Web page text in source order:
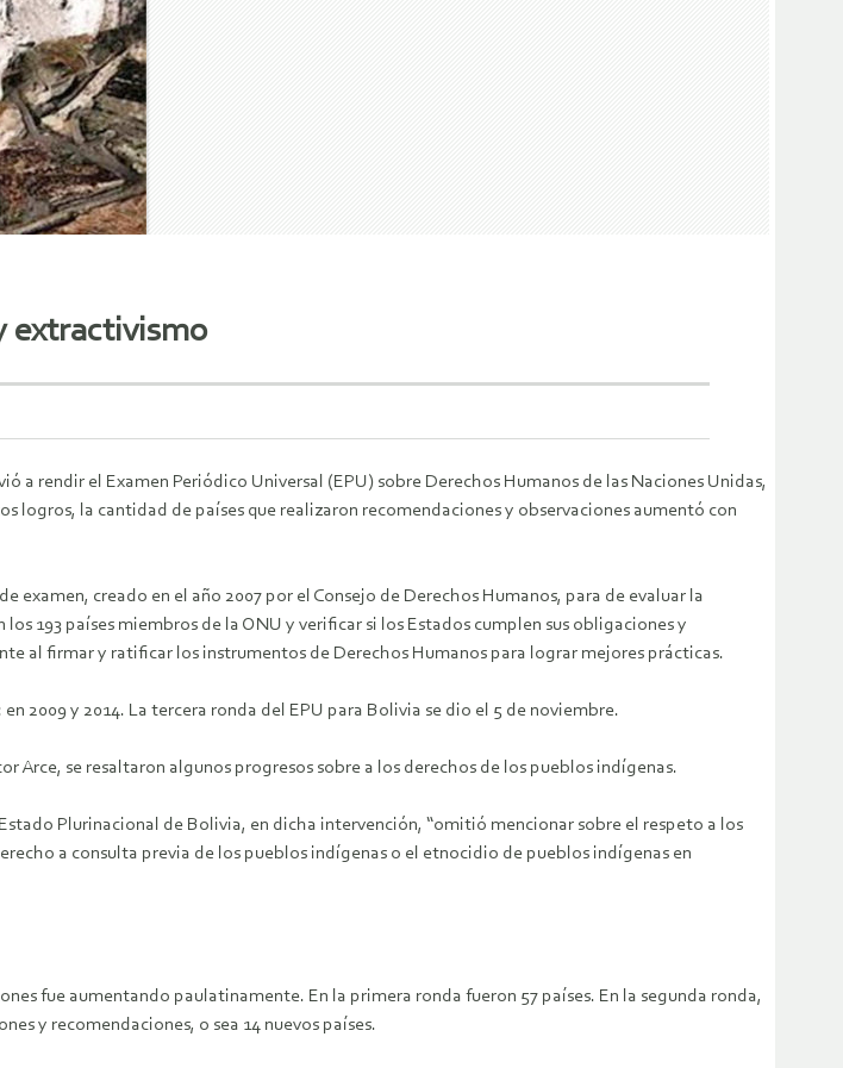
extractivismo
a rendir el Examen Periódico Universal (EPU) sobre Derechos Humanos de las Naciones Unidas,
logros, la cantidad de países que realizaron recomendaciones y observaciones aumentó con
examen, creado en el año 2007 por el Consejo de Derechos Humanos, para de evaluar la
193 países miembros de la ONU y verificar si los Estados cumplen sus obligaciones y
al firmar y ratificar los instrumentos de Derechos Humanos para lograr mejores prácticas.
2009 y 2014. La tercera ronda del EPU para Bolivia se dio el 5 de noviembre.
se resaltaron algunos progresos sobre a los derechos de los pueblos indígenas.
Plurinacional de Bolivia, en dicha intervención, “omitió mencionar sobre el respeto a los
a consulta previa de los pueblos indígenas o el etnocidio de pueblos indígenas en
fue aumentando paulatinamente. En la primera ronda fueron 57 países. En la segunda ronda,
y recomendaciones, o sea 14 nuevos países.